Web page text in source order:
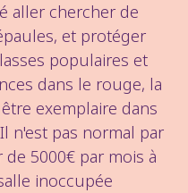
aller chercher de
et protéger
populaires et
dans le rouge, la
exemplaire dans
n'est pas normal par
5000€ par mois à
inoccupée